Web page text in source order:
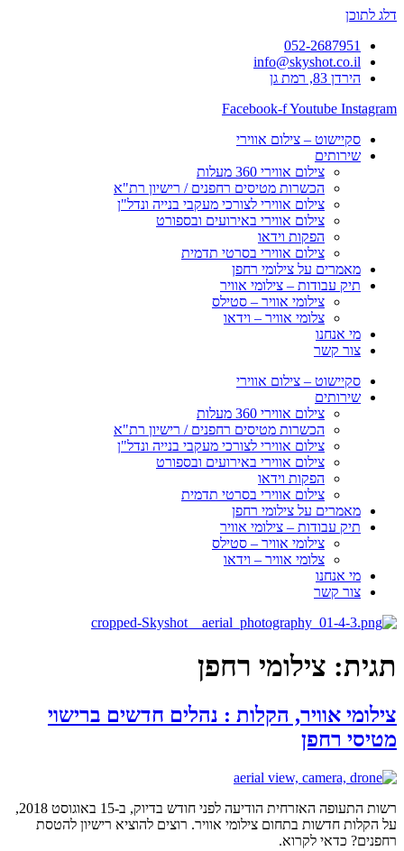
דלג לתוכן
052-2687951
info@skyshot.co.il
הירדן 83, רמת גן
Facebook-fYoutube Instagram
סקיישוט – צילום אווירי
שירותים
צילום אווירי 360 מעלות
הכשרות מטיסים רחפנים / רישיון רת"א
צילום אווירי לצורכי מעקבי בנייה ונדל"ן
צילום אווירי באירועים ובספורט
הפקות וידאו
צילום אווירי בסרטי תדמית
מאמרים על צילומי רחפן
תיק עבודות – צילומי אוויר
צילומי אוויר – סטילס
צלומי אוויר – וידאו
מי אנחנו
צור קשר
סקיישוט – צילום אווירי
שירותים
צילום אווירי 360 מעלות
הכשרות מטיסים רחפנים / רישיון רת"א
צילום אווירי לצורכי מעקבי בנייה ונדל"ן
צילום אווירי באירועים ובספורט
הפקות וידאו
צילום אווירי בסרטי תדמית
מאמרים על צילומי רחפן
תיק עבודות – צילומי אוויר
צילומי אוויר – סטילס
צלומי אוויר – וידאו
מי אנחנו
צור קשר
תגית: צילומי רחפן
צילומי אוויר, הקלות : נהלים חדשים ברישוי
מטיסי רחפן
רשות התעופה האזרחית הודיעה לפני חודש בדיוק, ב-15 באוגוסט 2018,
על הקלות חדשות בתחום צילומי אוויר. רוצים להוציא רישיון להטסת
רחפנים? כדאי לקרוא.